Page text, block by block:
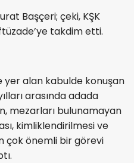
Başçeri; çeki, KŞK
takdim etti.
yer alan kabulde konuşan
arasında adada
mezarları bulunamayan
kimliklendirilmesi ve
çok önemli bir görevi